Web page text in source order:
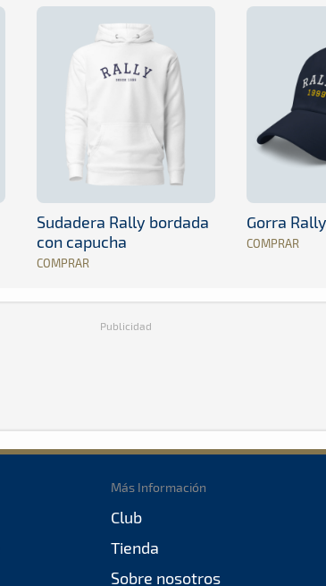
Sudadera Rally bordada
con capucha
COMPRAR
Gorra
COMPRAR
Publicidad
Más Información
Club
Tienda
Sobre nosotros